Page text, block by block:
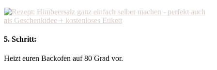
5. Schritt:
Heizt euren Backofen auf 80 Grad vor.